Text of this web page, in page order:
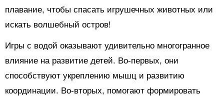
плавание, чтобы спасать игрушечных животных или
искать волшебный остров!
Игры с водой оказывают удивительно многогранное
влияние на развитие детей. Во-первых, они
способствуют укреплению мышц и развитию
координации. Во-вторых, помогают формировать